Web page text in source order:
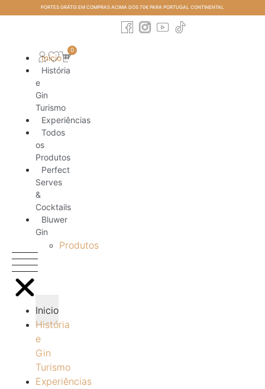
PORTES GRÁTIS EM COMPRAS ACIMA DOS 70€ PARA PORTUGAL CONTINENTAL
Inicio
História
e
Gin
Turismo
Experiências
Todos
os
Produtos
Perfect
Serves
&
Cocktails
Bluwer
Gin
Produtos
Inicio
História
e
Gin
Turismo
Experiências
0